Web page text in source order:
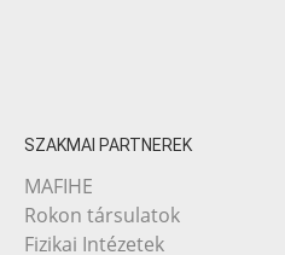
SZAKMAI PARTNEREK
MAFIHE
Rokon társulatok
Fizikai Intézetek